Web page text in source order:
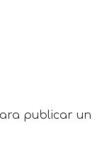
publicar un